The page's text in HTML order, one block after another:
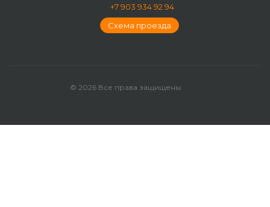
+7 903 934 92 94
Схема проезда
© 2026 Все права защищены.